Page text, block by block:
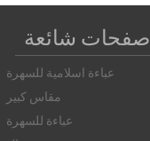
صفحات شائعة
عباءة اسلامية للسهرة
مقاس كبير
عباءة للسهرة